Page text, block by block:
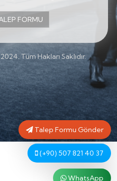
FORMU
Tüm Hakları Saklıdır.
Talep Formu Gönder
(+90) 507 821 40 37
WhatsApp